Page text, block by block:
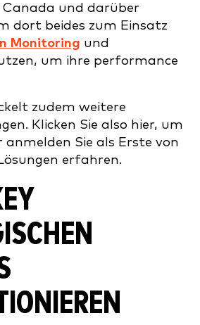
Canada und darüber
dort beides zum Einsatz
Monitoring und
um ihre performance
zudem weitere
Klicken Sie also hier, um
Sie als Erste von
erfahren.